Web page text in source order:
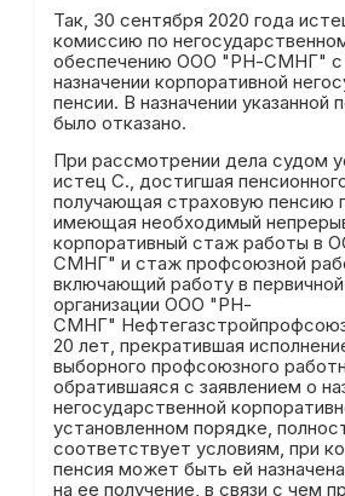
Так, 30 сентября 2020 года
комиссию по
обеспечению ООО "РН-СМНГ" с
назначении корпоративной
пенсии. В назначении указанной
было отказано.
При рассмотрении дела судом
истец С., достигшая
получающая страховую пенсию
имеющая необходимый
корпоративный стаж работы в
СМНГ" и стаж профсоюзной
включающий работу в
организации ООО "РН-
СМНГ"
20 лет, прекратившая
выборного профсоюзного
обратившаяся с заявлением о
негосударственной
установленном порядке,
соответствует условиям, при
пенсия может быть ей
на ее получение, в связи с чем